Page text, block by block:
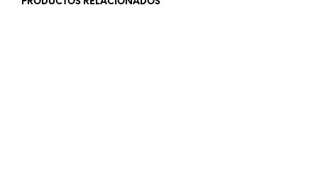
PRODUCTOS RELACIONADOS